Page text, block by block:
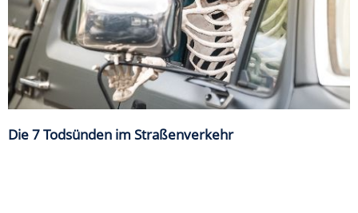
Die 7 Todsünden im Straßenverkehr